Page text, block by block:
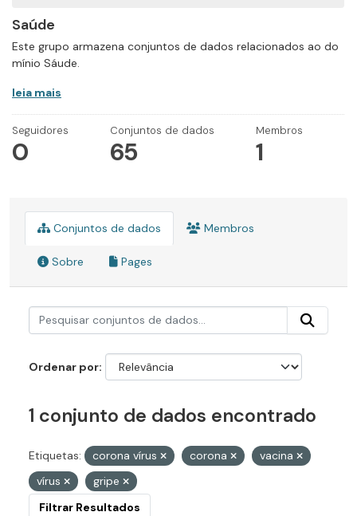
Saúde
Este grupo armazena conjuntos de dados relacionados ao do
mínio Sáude.
leia mais
Seguidores
0
Conjuntos de dados
65
Membros
1
Conjuntos de dados Membros
Sobre Pages
Ordenar por
1 conjunto de dados encontrado
Etiquetas: corona vírus corona
vacina
vírus
gripe
Filtrar Resultados